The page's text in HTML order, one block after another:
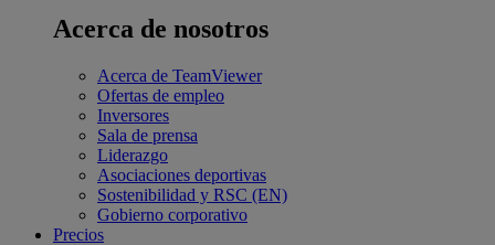
Acerca de nosotros
Acerca de TeamViewer
Ofertas de empleo
Inversores
Sala de prensa
Liderazgo
Asociaciones deportivas
Sostenibilidad y RSC (EN)
Gobierno corporativo
Precios